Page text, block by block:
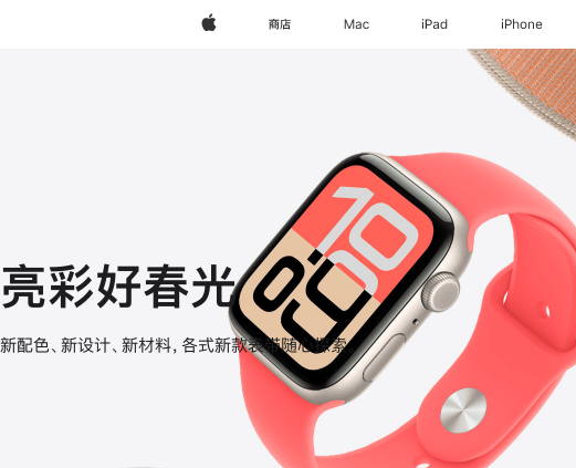
Apple 商店 Mac iPad iPhone
亮彩好春光
新配色、新设计、新材料，各式新款表带随心探索。